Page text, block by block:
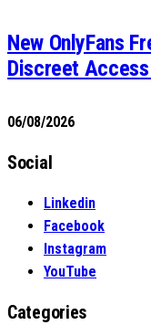
New OnlyFans
Discreet
06/08/2026
Social
Linkedin
Facebook
Instagram
YouTube
Categories